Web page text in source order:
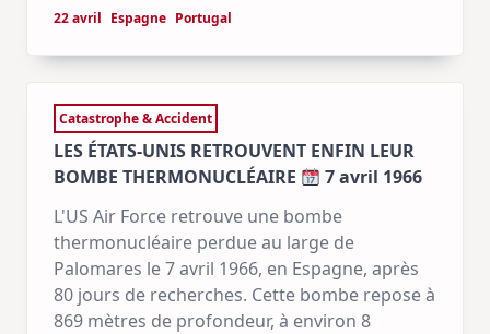
22 avril Espagne Portugal
Catastrophe & Accident
LES ÉTATS-UNIS RETROUVENT ENFIN LEUR
BOMBE THERMONUCLÉAIRE
7 avril 1966
L'US Air Force retrouve une bombe
thermonucléaire perdue au large de
Palomares le 7 avril 1966, en Espagne, après
80 jours de recherches. Cette bombe repose à
869 mètres de profondeur, à environ 8